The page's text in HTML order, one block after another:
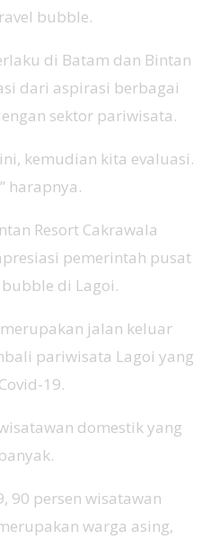
bubble.
di Batam dan Bintan
dari aspirasi berbagai
sektor pariwisata.
kemudian kita evaluasi.
harapnya.
Resort Cakrawala
pemerintah pusat
di Lagoi.
jalan keluar
pariwisata Lagoi yang
19.
domestik yang
90 persen wisatawan
warga asing,